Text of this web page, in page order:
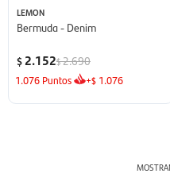
LEMON
Bermuda - Denim
$ 2.152$2.690
1.076 Puntos +$ 1.076